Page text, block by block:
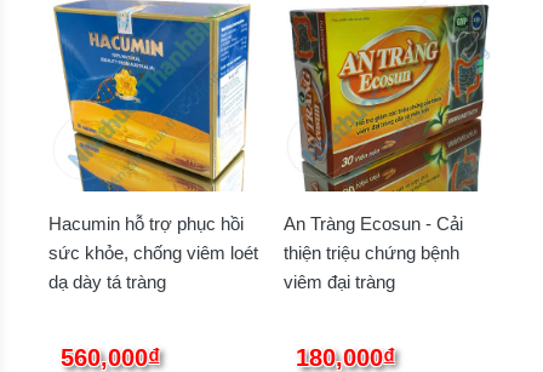
Hacumin hỗ trợ phục hồi
sức khỏe, chống viêm loét
dạ dày tá tràng
560,000₫
An Tràng Ecosun - Cải
thiện triệu chứng bệnh
viêm đại tràng
180,000₫